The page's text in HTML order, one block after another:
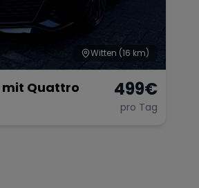
Witten (16 km)
mit Quattro 499€
pro Tag